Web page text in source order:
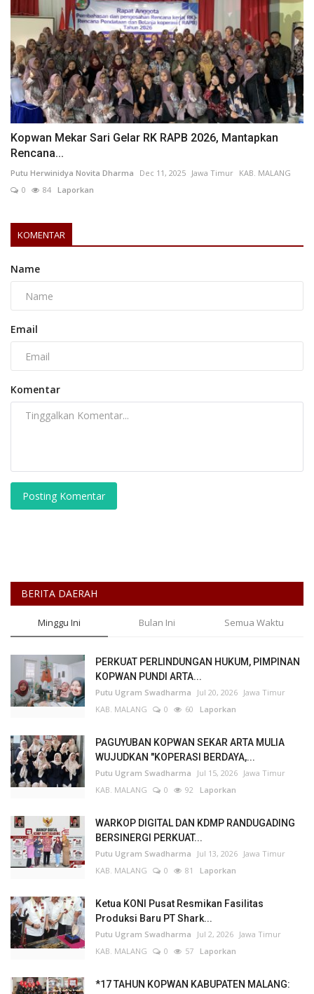
Kopwan Mekar Sari Gelar RK RAPB 2026, Mantapkan
Rencana...
Putu Herwinidya Novita Dharma Dec 11, 2025 Jawa Timur KAB. MALANG
0
84 Laporkan
KOMENTAR
Name
Email
Komentar
Posting Komentar
BERITA DAERAH
Minggu Ini Bulan Ini Semua Waktu
PERKUAT PERLINDUNGAN HUKUM, PIMPINAN
KOPWAN PUNDI ARTA...
Putu Ugram Swadharma Jul 20, 2026 Jawa Timur
KAB. MALANG
0 60 Laporkan
PAGUYUBAN KOPWAN SEKAR ARTA MULIA
WUJUDKAN "KOPERASI BERDAYA,...
Putu Ugram Swadharma Jul 15, 2026 Jawa Timur
KAB. MALANG
0 92 Laporkan
WARKOP DIGITAL DAN KDMP RANDUGADING
BERSINERGI PERKUAT...
Putu Ugram Swadharma Jul 13, 2026 Jawa Timur
KAB. MALANG
0 81 Laporkan
Ketua KONI Pusat Resmikan Fasilitas
Produksi Baru PT Shark...
Putu Ugram Swadharma Jul 2, 2026 Jawa Timur
KAB. MALANG
0 57 Laporkan
*17 TAHUN KOPWAN KABUPATEN MALANG: